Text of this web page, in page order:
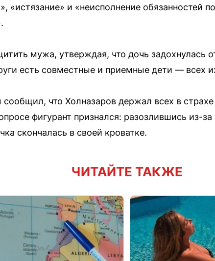
«истязание» и «неисполнение обязанностей
мужа, утверждая, что дочь задохнулась
есть совместные и приемные дети — всех
что Холназаров держал всех в
фигурант признался: разозлившись из-
скончалась в своей кроватке.
ЧИТАЙТЕ ТАКЖЕ